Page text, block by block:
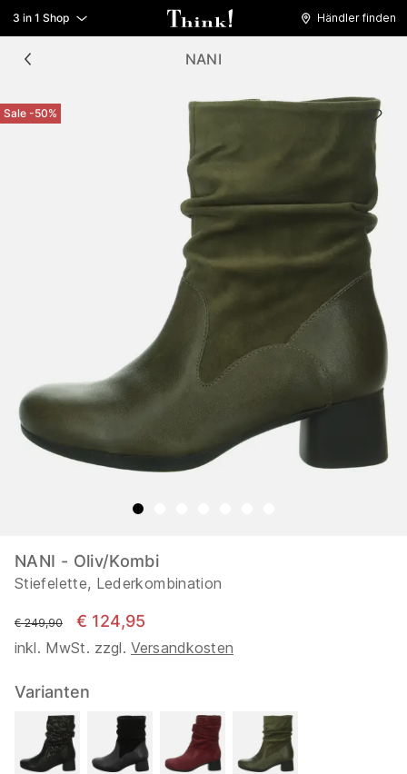
3 in 1 Shop Händler finden
NANI
Sale -50%
NANI - Oliv/Kombi
Stiefelette, Lederkombination
statt
€ 249,90 € 124,95
inkl. MwSt. zzgl. Versandkosten
Varianten